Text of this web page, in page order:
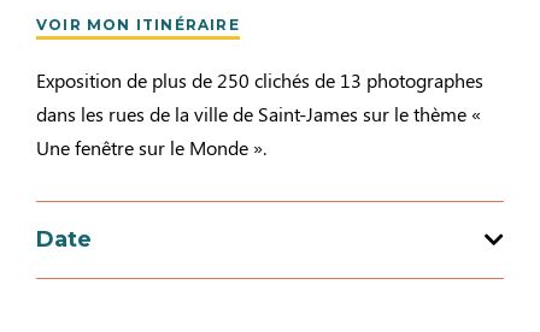
VOIR MON ITINÉRAIRE
Exposition de plus de 250 clichés de 13 photographes
dans les rues de la ville de Saint-James sur le thème «
Une fenêtre sur le Monde ».
Date